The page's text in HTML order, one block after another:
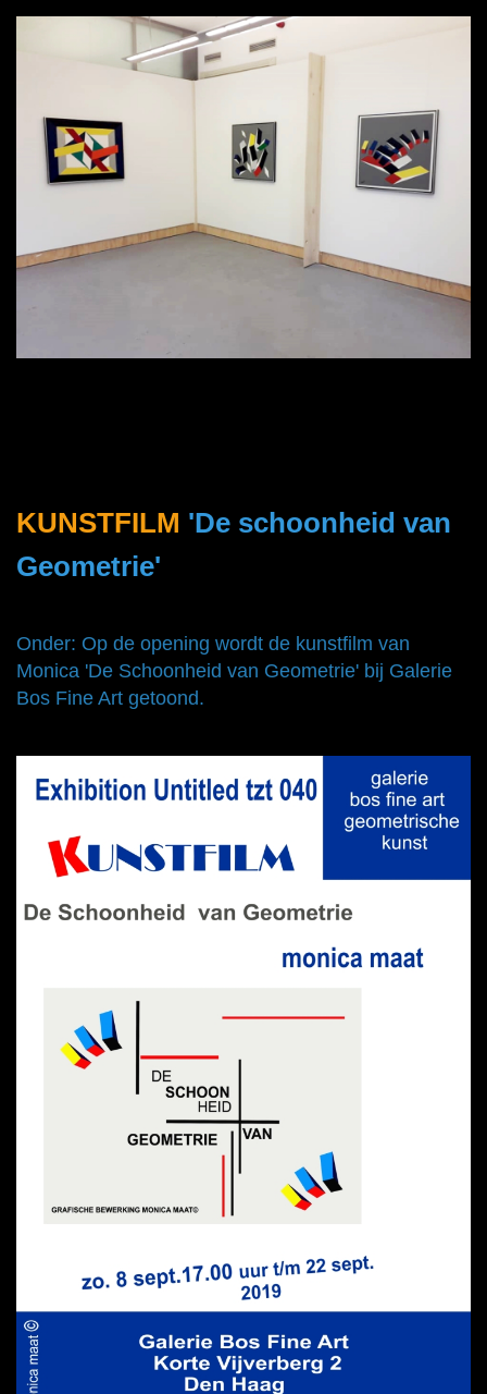
KUNSTFILM 'De schoonheid van
Geometrie'
Onder: Op de opening wordt de kunstfilm van
Monica 'De Schoonheid van Geometrie' bij Galerie
Bos Fine Art getoond.